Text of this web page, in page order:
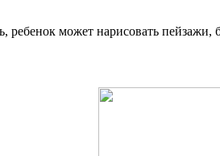
ребенок может нарисовать